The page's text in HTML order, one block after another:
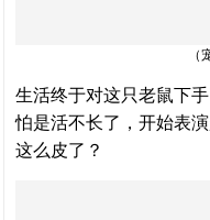
生活终于对这只老鼠下
怕是活不长了，开始表
这么皮了？